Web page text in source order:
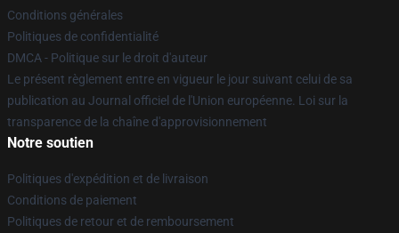
Conditions générales
Politiques de confidentialité
DMCA - Politique sur le droit d'auteur
Le présent règlement entre en vigueur le jour suivant celui de sa
publication au Journal officiel de l'Union européenne. Loi sur la
transparence de la chaîne d'approvisionnement
Notre soutien
Politiques d'expédition et de livraison
Conditions de paiement
Politiques de retour et de remboursement